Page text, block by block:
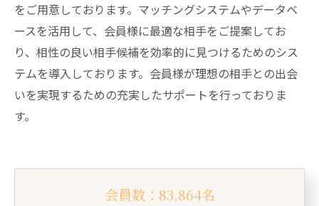
をご用意しております。マッチングシステムやデータベ
ースを活用して、会員様に最適な相手をご提案してお
り、相性の良い相手候補を効率的に見つけるためのシス
テムを導入しております。会員様が理想の相手との出会
いを実現するための充実したサポートを行っておりま
す。
会員数：83,864名